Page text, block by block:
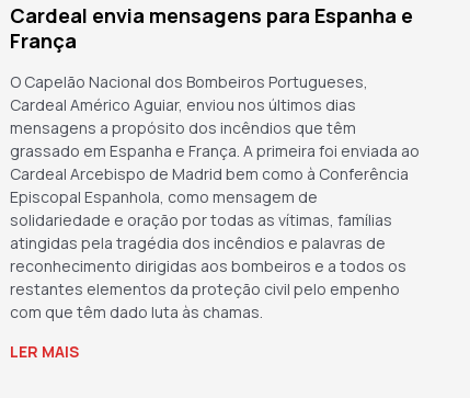
Cardeal envia mensagens para Espanha e
França
O Capelão Nacional dos Bombeiros Portugueses,
Cardeal Américo Aguiar, enviou nos últimos dias
mensagens a propósito dos incêndios que têm
grassado em Espanha e França. A primeira foi enviada ao
Cardeal Arcebispo de Madrid bem como à Conferência
Episcopal Espanhola, como mensagem de
solidariedade e oração por todas as vítimas, famílias
atingidas pela tragédia dos incêndios e palavras de
reconhecimento dirigidas aos bombeiros e a todos os
restantes elementos da proteção civil pelo empenho
com que têm dado luta às chamas.
LER MAIS